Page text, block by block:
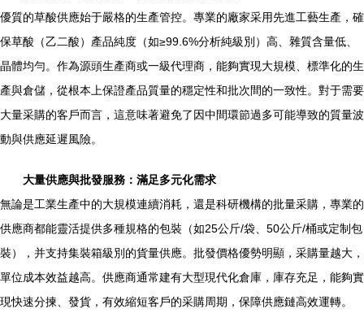
優質的草酸供應始于嚴格的生產管控。專業的廠家采用先進工藝生產，確
保草酸（乙二酸）產品純度（如≥99.6%分析純級別）高、雜質含量低、
晶體均勻。作為源頭生產商或一級代理商，能夠實現大規模、標準化的生
產與倉儲，從根本上保證產品質量的穩定性和批次間的一致性。對于需要
大量采購的客戶而言，這意味著避免了因中間環節過多可能導致的質量波
動與供應延遲風險。
大量供應與批發服務：滿足多元化需求
無論是工業生產中的大規模連續消耗，還是科研機構的批量采購，專業的
供應商都能靈活提供多種規格的包裝（如25公斤/袋、50公斤/桶或定制包
裝），并支持集裝箱級別的貨量供應。批發價格優勢明顯，采購量越大，
單位成本效益越高。供應商通常建有大型現代化倉庫，庫存充足，能夠實
現快速分揀、發貨，有效縮短客戶的采購周期，保障供應鏈高效運轉。